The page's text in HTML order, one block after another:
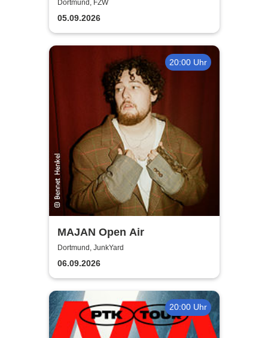
Party
Dortmund, FZW
05.09.2026
20:00 Uhr
MAJAN Open Air
Dortmund, JunkYard
06.09.2026
20:00 Uhr